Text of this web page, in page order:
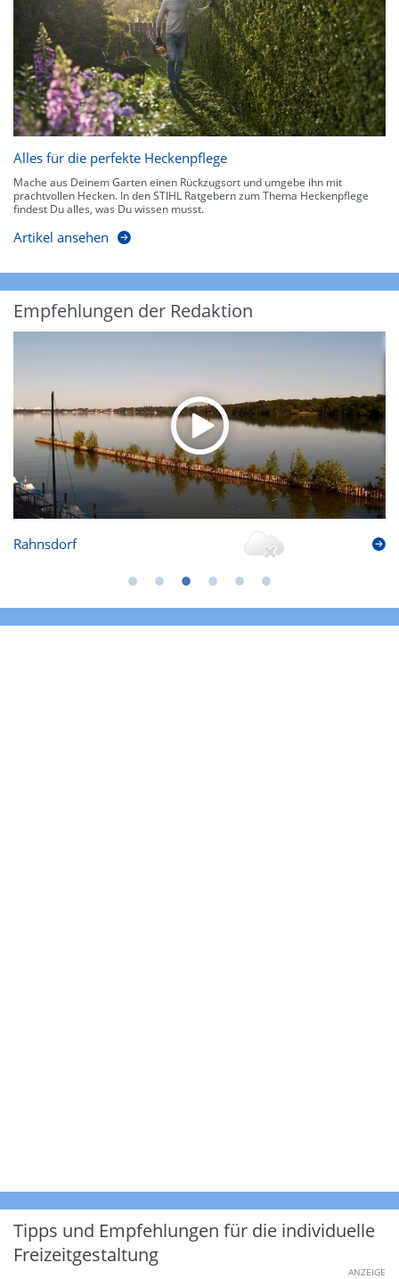
Alles für die perfekte Heckenpflege
Mache aus Deinem Garten einen Rückzugsort und umgebe ihn mit
prachtvollen Hecken. In den STIHL Ratgebern zum Thema Heckenpflege
findest Du alles, was Du wissen musst.
Artikel ansehen
Empfehlungen der Redaktion
Rahnsdorf
Tipps und Empfehlungen für die individuelle
Freizeitgestaltung
ANZEIGE